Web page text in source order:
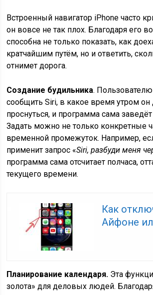
Встроенный навигатор iPhone часто
он вовсе не так плох. Благодаря его
способна не только показать, как
кратчайшим путём, но и ответить,
отнимет дорога.
Создание будильника.
сообщить Siri, в какое время утром
проснуться, и программа сама
Задать можно не только конкретные
временной промежуток. Например,
применит запрос «Siri, разбуди меня
программа сама отсчитает полчаса,
текущего времени.
Как
Айфоне
Планирование календаря. Эта
золота» для деловых людей.